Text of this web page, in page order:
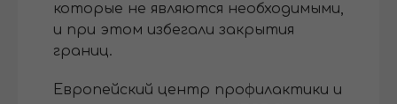
которые не являются необходимыми,
и при этом избегали закрытия
границ.
Европейский центр профилактики и